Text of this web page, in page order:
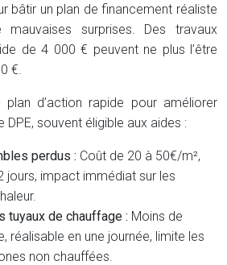
bâtir un plan de financement réaliste
surprises. Des travaux
de 4 000 € peuvent ne plus l’être
€.
d’action rapide pour améliorer
souvent éligible aux aides :
perdus : Coût de 20 à 50€/m²,
jours, impact immédiat sur les
tuyaux de chauffage : Moins de
réalisable en une journée, limite les
non chauffées.